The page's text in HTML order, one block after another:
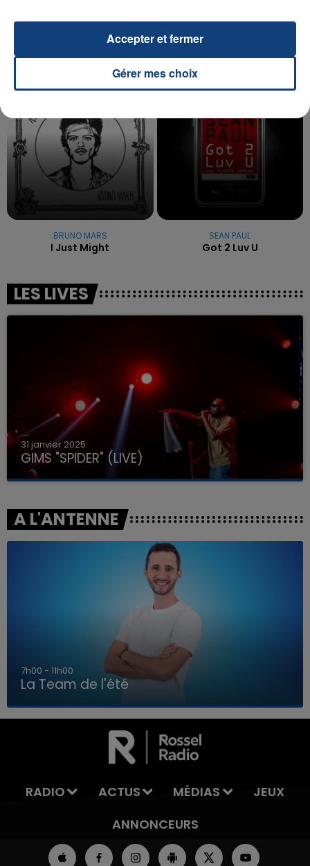
LA TEAM DE L'ÉTÉ
reconnu sa responsabilité et présenté ses
TITRES DIFFUSÉS
6h14
6h14
BRUNO MARS
I Just Might
6h09
6h09
SEAN PAUL
Got 2 Luv U
LES LIVES
31 janvier 2025
GIMS "SPIDER" (LIVE)
A L'ANTENNE
7h00 - 11h00
La Team de l'été
RADIO ACTUS MÉDIAS
JEUX
ANNONCEURS
Gérer mes choix
Accepter et fermer